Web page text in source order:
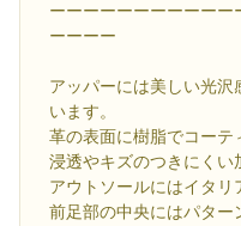
ーーーーーーーーーー
ーーーー
アッパーには美しい光
います。
革の表面に樹脂でコー
浸透やキズのつきにくい
アウトソールにはイタリ
前足部の中央にはパター